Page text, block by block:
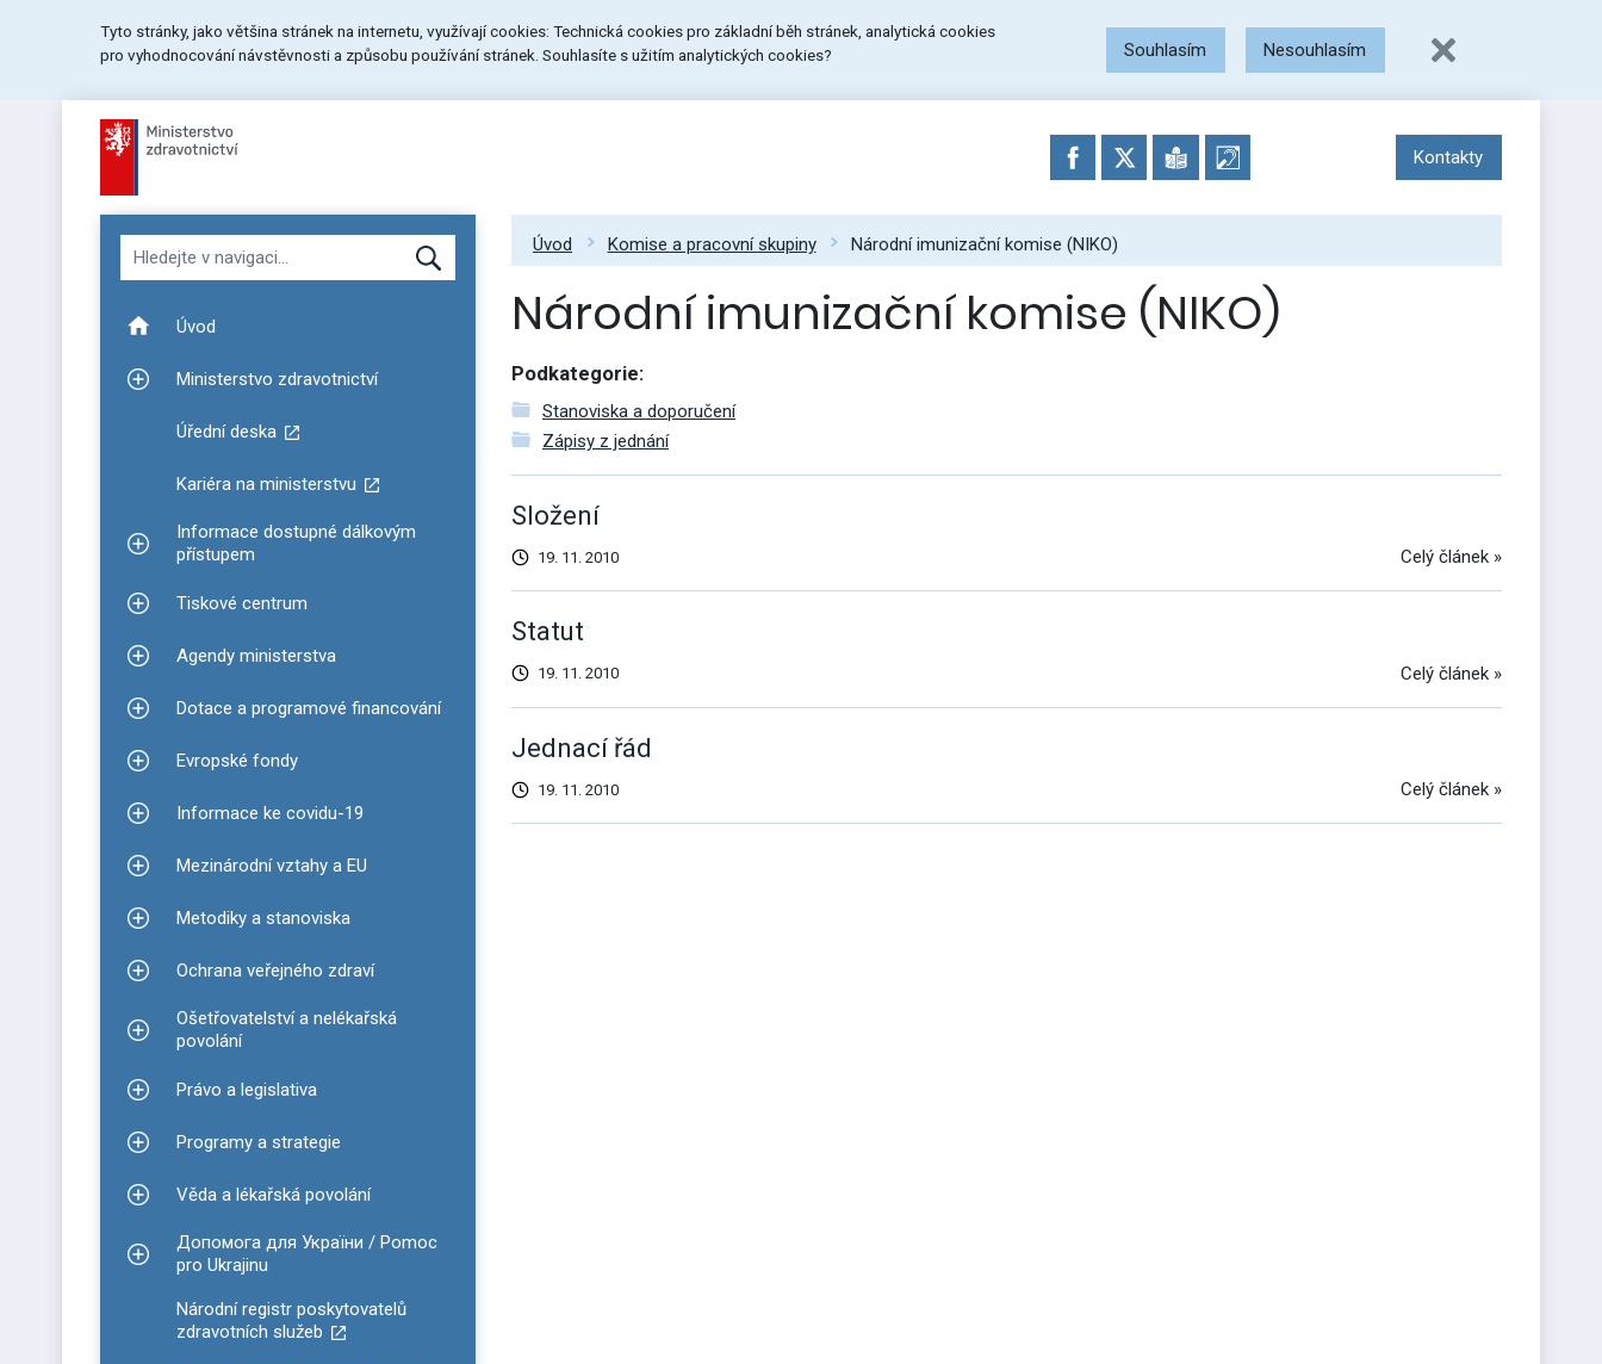
Tyto stránky, jako většina stránek na internetu, využívají cookies: Technická cookies pro základní běh stránek, analytická cookies
pro vyhodnocování návstěvnosti a způsobu používání stránek. Souhlasíte s užitím analytických cookies?
Souhlasím Nesouhlasím
Kontakty
Hledat v navigaci
Úvod
Zobrazit podmenu pro Ministerstvo zdravotnictví
Ministerstvo zdravotnictví
Úřední deska
Kariéra na ministerstvu
Zobrazit podmenu pro Informace dostupné dálkovým přístupem
Informace dostupné dálkovým
přístupem
Zobrazit podmenu pro Tiskové centrum
Tiskové centrum
Zobrazit podmenu pro Agendy ministerstva
Agendy ministerstva
Zobrazit podmenu pro Dotace a programové financování
Dotace a programové financování
Zobrazit podmenu pro Evropské fondy
Evropské fondy
Zobrazit podmenu pro Informace ke covidu-19
Informace ke covidu-19
Zobrazit podmenu pro Mezinárodní vztahy a EU
Mezinárodní vztahy a EU
Zobrazit podmenu pro Metodiky a stanoviska
Metodiky a stanoviska
Zobrazit podmenu pro Ochrana veřejného zdraví
Ochrana veřejného zdraví
Zobrazit podmenu pro Ošetřovatelství a nelékařská povolání
Ošetřovatelství a nelékařská
povolání
Zobrazit podmenu pro Právo a legislativa
Právo a legislativa
Zobrazit podmenu pro Programy a strategie
Programy a strategie
Zobrazit podmenu pro Věda a lékařská povolání
Věda a lékařská povolání
Zobrazit podmenu pro Допомога для України / Pomoc pro Ukrajinu
Допомога для України / Pomoc
pro Ukrajinu
Národní registr poskytovatelů
zdravotních služeb
Úvod Komise a pracovní skupiny Národní imunizační komise (NIKO)
Národní imunizační komise (NIKO)
Podkategorie:
Stanoviska a doporučení
Zápisy z jednání
Složení
19. 11. 2010 Celý článek »
Statut
19. 11. 2010 Celý článek »
Jednací řád
19. 11. 2010 Celý článek »